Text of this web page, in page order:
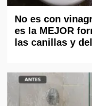
No es con
es la MEJOR
las canillas y